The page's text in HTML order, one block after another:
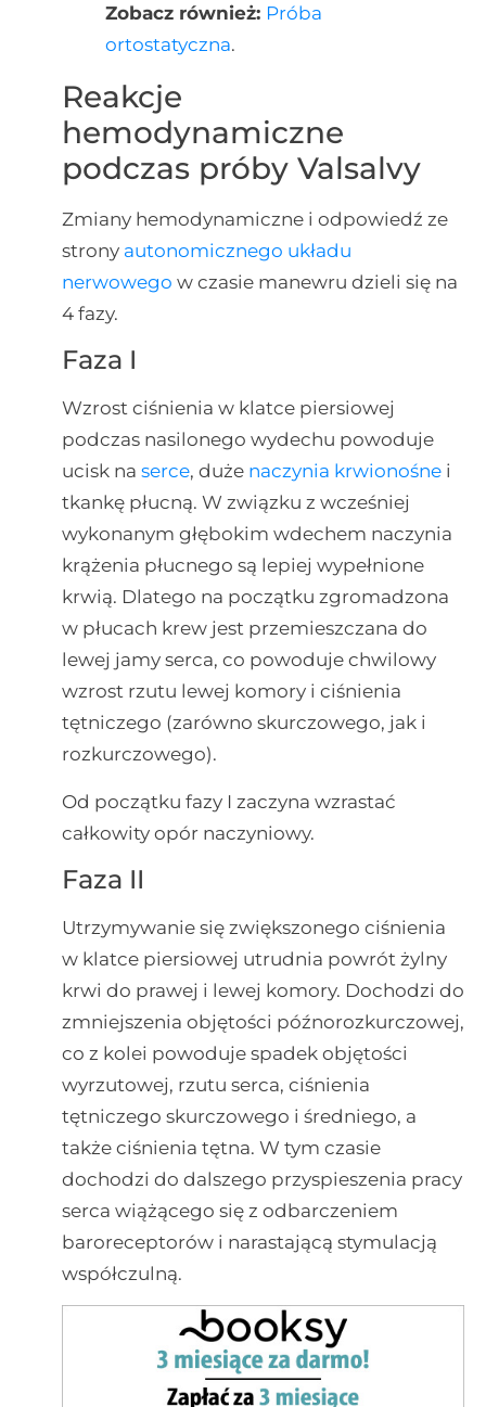
Zobacz również: Próba
ortostatyczna.
Reakcje
hemodynamiczne
podczas próby Valsalvy
Zmiany hemodynamiczne i odpowiedź ze
strony autonomicznego układu
nerwowego w czasie manewru dzieli się na
4 fazy.
Faza I
Wzrost ciśnienia w klatce piersiowej
podczas nasilonego wydechu powoduje
ucisk na serce, duże naczynia krwionośnei
tkankę płucną. W związku z wcześniej
wykonanym głębokim wdechem naczynia
krążenia płucnego są lepiej wypełnione
krwią. Dlatego na początku zgromadzona
w płucach krew jest przemieszczana do
lewej jamy serca, co powoduje chwilowy
wzrost rzutu lewej komory i ciśnienia
tętniczego (zarówno skurczowego, jak i
rozkurczowego).
Od początku fazy I zaczyna wzrastać
całkowity opór naczyniowy.
Faza II
Utrzymywanie się zwiększonego ciśnienia
w klatce piersiowej utrudnia powrót żylny
krwi do prawej i lewej komory. Dochodzi do
zmniejszenia objętości późnorozkurczowej,
co z kolei powoduje spadek objętości
wyrzutowej, rzutu serca, ciśnienia
tętniczego skurczowego i średniego, a
także ciśnienia tętna. W tym czasie
dochodzi do dalszego przyspieszenia pracy
serca wiążącego się z odbarczeniem
baroreceptorów i narastającą stymulacją
współczulną.